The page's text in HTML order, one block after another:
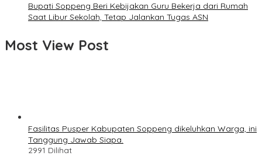
Bupati Soppeng Beri Kebijakan Guru Bekerja dari Rumah
Saat Libur Sekolah, Tetap Jalankan Tugas ASN
Most View Post
Fasilitas Pusper Kabupaten Soppeng dikeluhkan Warga, ini
Tanggung Jawab Siapa.
2991 Dilihat